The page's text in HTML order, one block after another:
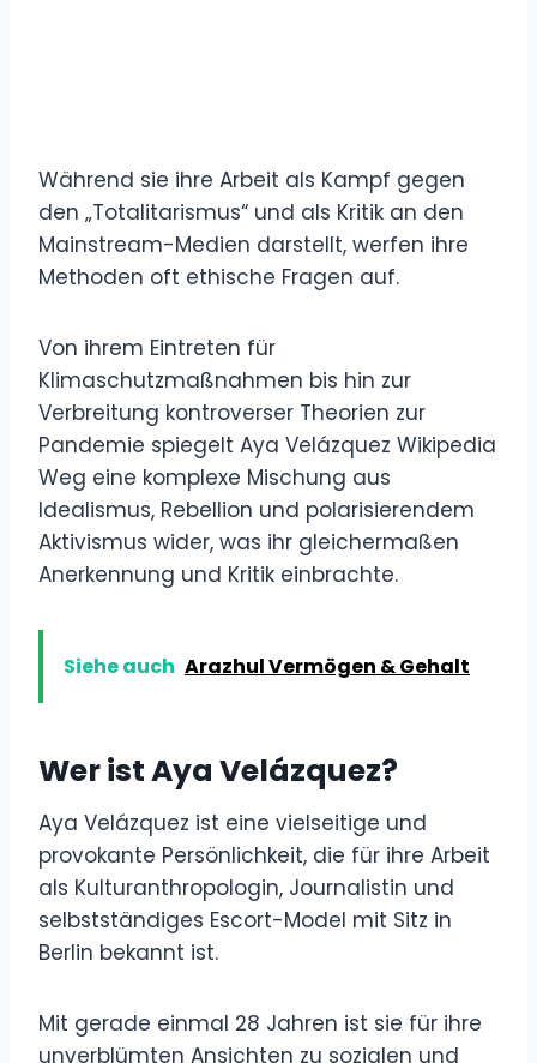
Während sie ihre Arbeit als Kampf gegen
den „Totalitarismus“ und als Kritik an den
Mainstream-Medien darstellt, werfen ihre
Methoden oft ethische Fragen auf.
Von ihrem Eintreten für
Klimaschutzmaßnahmen bis hin zur
Verbreitung kontroverser Theorien zur
Pandemie spiegelt Aya Velázquez Wikipedia
Weg eine komplexe Mischung aus
Idealismus, Rebellion und polarisierendem
Aktivismus wider, was ihr gleichermaßen
Anerkennung und Kritik einbrachte.
Siehe auch Arazhul Vermögen & Gehalt
Wer ist Aya Velázquez?
Aya Velázquez ist eine vielseitige und
provokante Persönlichkeit, die für ihre Arbeit
als Kulturanthropologin, Journalistin und
selbstständiges Escort-Model mit Sitz in
Berlin bekannt ist.
Mit gerade einmal 28 Jahren ist sie für ihre
unverblümten Ansichten zu sozialen und